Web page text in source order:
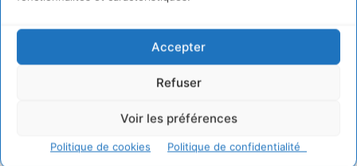
Accepter
Refuser
Voir les préférences
Politique de cookies Politique de confidentialité